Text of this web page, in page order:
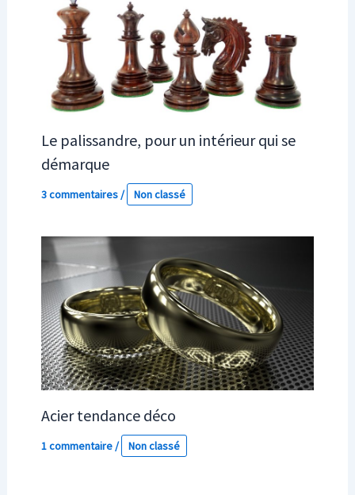
Le palissandre, pour un intérieur qui se
démarque
3 commentaires/ Non classé
Acier tendance déco
1 commentaire/ Non classé